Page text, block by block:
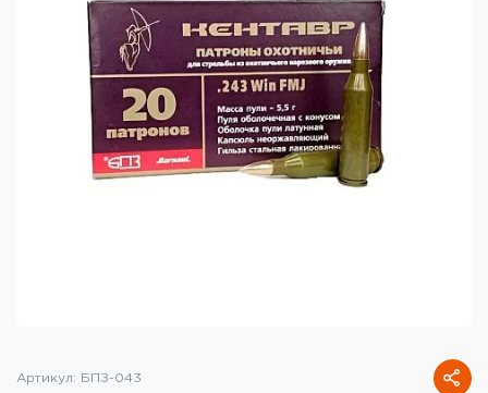
Тюнинг оружия и ЗИП
Обувь
Тактическое снаряжение
Высокоточная стрельба
Артикул: БПЗ-043